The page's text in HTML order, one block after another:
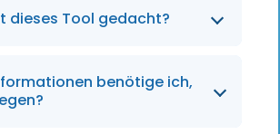
Sie vor der Unterbreitung
feststellen, ob ein
Visabestimmungen
für das Tech-
dieses Tool gedacht?
und
benötige ich,